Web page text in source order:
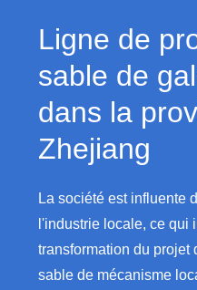
Ligne de
sable de
dans la
Zhejiang
La société est influente
l'industrie locale, ce qui
transformation du projet
sable de mécanisme